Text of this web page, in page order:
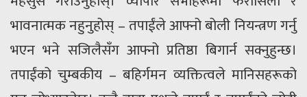
भावनात्मक नहुनुहोस् – तपाईंले आफ्नो बोली नियन्त्रण गर्नु
भएन भने सजिलैसँग आफ्नो प्रतिष्ठा बिगार्न सक्नुहुन्छ।
तपाईंको चुम्बकीय – बहिर्गमन व्यक्तित्वले मानिसहरूको